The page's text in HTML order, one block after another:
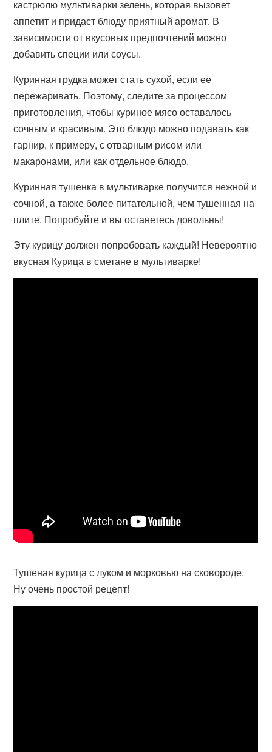
кастрюлю мультиварки зелень, которая вызовет
аппетит и придаст блюду приятный аромат. В
зависимости от вкусовых предпочтений можно
добавить специи или соусы.
Куринная грудка может стать сухой, если ее
пережаривать. Поэтому, следите за процессом
приготовления, чтобы куриное мясо оставалось
сочным и красивым. Это блюдо можно подавать как
гарнир, к примеру, с отварным рисом или
макаронами, или как отдельное блюдо.
Куринная тушенка в мультиварке получится нежной и
сочной, а также более питательной, чем тушенная на
плите. Попробуйте и вы останетесь довольны!
Эту курицу должен попробовать каждый! Невероятно
вкусная Курица в сметане в мультиварке!
Тушеная курица с луком и морковью на сковороде.
Ну очень простой рецепт!